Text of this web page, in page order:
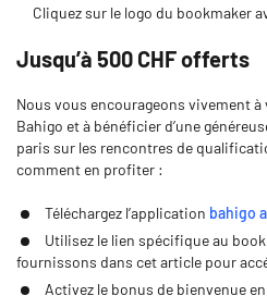
Cliquez sur le logo du bookmaker
Jusqu’à 500 CHF offerts
Nous vous encourageons vivement
Bahigo et à bénéficier d’une
paris sur les rencontres de
comment en profiter :
Téléchargez l’application bahigo
Utilisez le lien spécifique au
fournissons dans cet article pour
Activez le bonus de bienvenue